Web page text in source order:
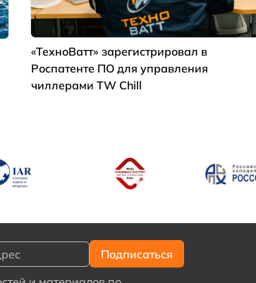
«ТехноВатт» зарегистрировал в
Роспатенте ПО для управления
чиллерами TW Chill